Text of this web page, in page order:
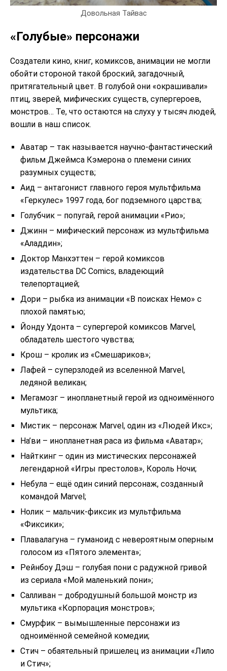
Довольная Тайвас
«Голубые» персонажи
Создатели кино, книг, комиксов, анимации не могли
обойти стороной такой броский, загадочный,
притягательный цвет. В голубой они «окрашивали»
птиц, зверей, мифических существ, супергероев,
монстров… Те, что остаются на слуху у тысяч людей,
вошли в наш список.
Аватар – так называется научно-фантастический
фильм Джеймса Кэмерона о племени синих
разумных существ;
Аид – антагонист главного героя мультфильма
«Геркулес» 1997 года, бог подземного царства;
Голубчик – попугай, герой анимации «Рио»;
Джинн – мифический персонаж из мультфильма
«Аладдин»;
Доктор Манхэттен – герой комиксов
издательства DC Comics, владеющий
телепортацией;
Дори – рыбка из анимации «В поисках Немо» с
плохой памятью;
Йонду Удонта – супергерой комиксов Marvel,
обладатель шестого чувства;
Крош – кролик из «Смешариков»;
Лафей – суперзлодей из вселенной Marvel,
ледяной великан;
Мегамозг – инопланетный герой из одноимённого
мультика;
Мистик – персонаж Marvel, один из «Людей Икс»;
На’ви – инопланетная раса из фильма «Аватар»;
Найткинг – один из мистических персонажей
легендарной «Игры престолов», Король Ночи;
Небула – ещё один синий персонаж, созданный
командой Marvel;
Нолик – мальчик-фиксик из мультфильма
«Фиксики»;
Плавалагуна – гуманоид с невероятным оперным
голосом из «Пятого элемента»;
Рейнбоу Дэш – голубая пони с радужной гривой
из сериала «Мой маленький пони»;
Салливан – добродушный большой монстр из
мультика «Корпорация монстров»;
Смурфик – вымышленные персонажи из
одноимённой семейной комедии;
Стич – обаятельный пришелец из анимации «Лило
и Стич»;